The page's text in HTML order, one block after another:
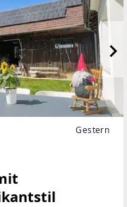
Gestern